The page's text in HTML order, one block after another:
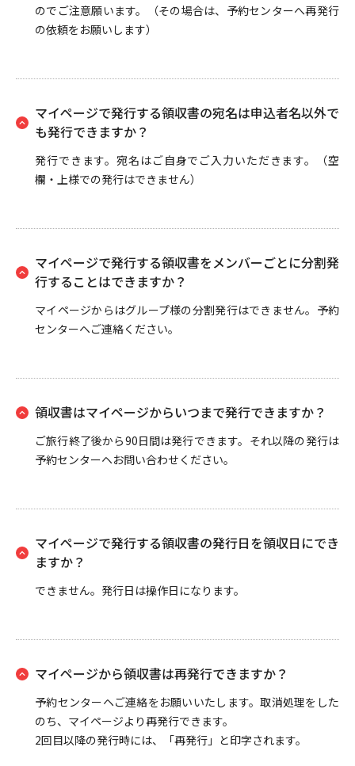
のでご注意願います。（その場合は、予約センターへ再発行
の依頼をお願いします）
マイページで発行する領収書の宛名は申込者名以外で
も発行できますか？
発行できます。宛名はご自身でご入力いただきます。（空
欄・上様での発行はできません）
マイページで発行する領収書をメンバーごとに分割発
行することはできますか？
マイページからはグループ様の分割発行はできません。予約
センターヘご連絡ください。
領収書はマイページからいつまで発行できますか？
ご旅行終了後から90日間は発行できます。それ以降の発行は
予約センターヘお問い合わせください。
マイページで発行する領収書の発行日を領収日にでき
ますか？
できません。発行日は操作日になります。
マイページから領収書は再発行できますか？
予約センターヘご連絡をお願いいたします。取消処理をした
のち、マイページより再発行できます。
2回目以降の発行時には、「再発行」と印字されます。